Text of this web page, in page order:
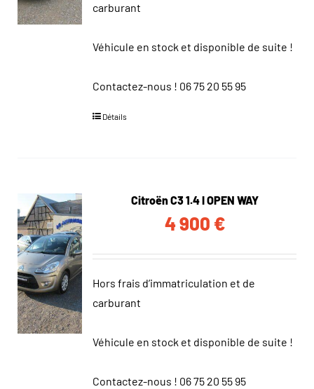
carburant
Véhicule en stock et disponible de suite !
Contactez-nous ! 06 75 20 55 95
Détails
Citroën C3 1.4 I OPEN WAY
4 900 €
Hors frais d’immatriculation et de
carburant
Véhicule en stock et disponible de suite !
Contactez-nous ! 06 75 20 55 95